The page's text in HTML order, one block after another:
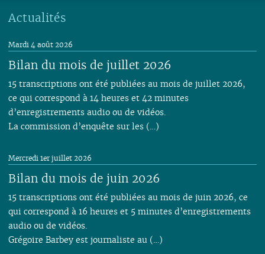
01
01
Actualités
Bilan du mois de juillet 2026
Mardi 4 août 2026
15 transcriptions ont été publiées au mois de juillet 2026,
ce qui correspond à 14 heures et 42 minutes
d’enregistrements audio ou de vidéos.
La commission d’enquête sur les (…)
Bilan du mois de juin 2026
Mercredi 1er juillet 2026
15 transcriptions ont été publiées au mois de juin 2026, ce
qui correspond à 16 heures et 5 minutes d’enregistrements
audio ou de vidéos.
Grégoire Barbey est journaliste au (…)